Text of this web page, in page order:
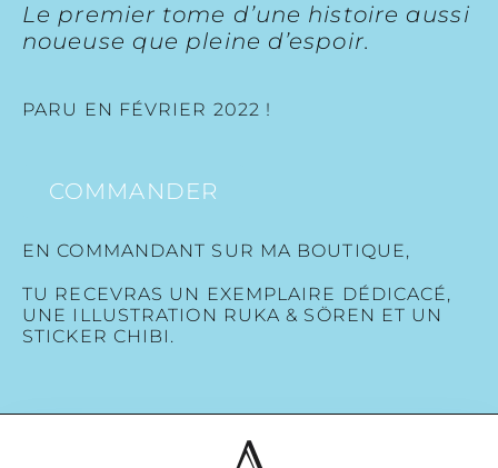
Le premier tome d’une histoire aussi
noueuse que pleine d’espoir.
PARU EN FÉVRIER 2022 !
COMMANDER
EN COMMANDANT SUR MA BOUTIQUE,
TU RECEVRAS UN EXEMPLAIRE DÉDICACÉ,
UNE ILLUSTRATION RUKA & SÖREN ET UN
STICKER CHIBI.